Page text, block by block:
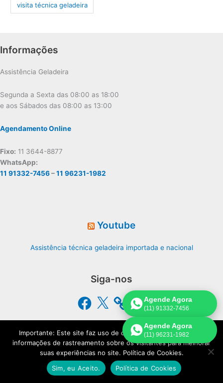
visita técnica geladeira
Informações
Assistência Geladeira
Segunda a Sexta das 08:00 as 18:00
e aos Sábados das 08:00 as 13:00
Agendamento Online
Fixo: 11 3644-8877
WhatsApp:
11 91332-7456–11 96231-1982
Youtube
Assistência técnica geladeira importada e nacional
Siga-nos
Facebook
X YouTube
Assistência Geladeira
Assistência Técnica Geladeira
Agende Agora
(11) 91332-7456
Agende Agora
(11) 96231-1982
Importante: Este site faz uso de cookies que podem conter
informações de rastreamento sobre os visitantes para melhorar
suas experiências no site. Política de Cookies.
Sim, eu Aceito.
Política de Cookies